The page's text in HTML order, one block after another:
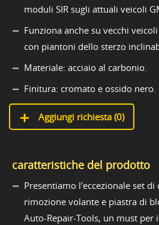
moduli SIR sugli attuali veicoli
Funziona anche su vecchi
con piantoni dello sterzo
Materiale: acciaio al carbonio.
Finitura: cromato e ossido nero.
Aggiungi richiesta (0)
caratteristiche del prodotto
Presentiamo l'eccezionale set
rimozione volante e piastra di
Auto-Repair-Tools, un must per